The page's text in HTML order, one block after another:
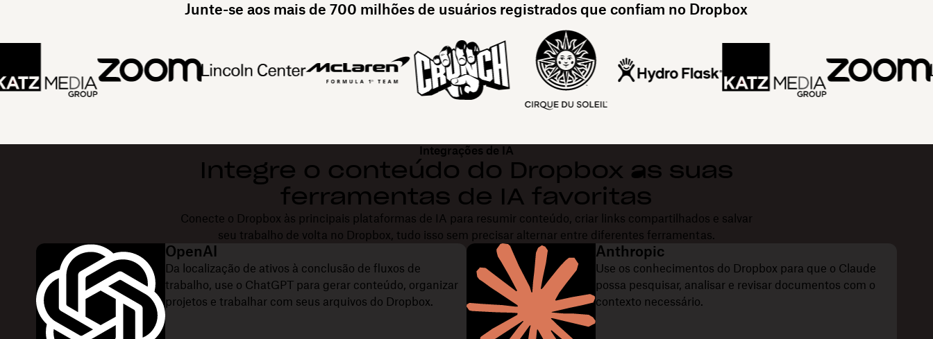
Junte-se aos mais de 700 milhões de usuários registrados que confiam no Dropbox
Integrações de IA
Integre o conteúdo do Dropbox às suas
ferramentas de IA favoritas
Conecte o Dropbox às principais plataformas de IA para resumir conteúdo, criar links compartilhados e salvar
seu trabalho de volta no Dropbox, tudo isso sem precisar alternar entre diferentes ferramentas.
OpenAI
Da localização de ativos à conclusão de fluxos de
trabalho, use o ChatGPT para gerar conteúdo, organizar
projetos e trabalhar com seus arquivos do Dropbox.
Anthropic
Use os conhecimentos do Dropbox para que o Claude
possa pesquisar, analisar e revisar documentos com o
contexto necessário.